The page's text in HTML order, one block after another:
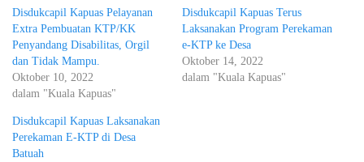
Disdukcapil Kapuas Pelayanan
Extra Pembuatan KTP/KK
Penyandang Disabilitas, Orgil
dan Tidak Mampu.
Oktober 10, 2022
dalam "Kuala Kapuas"
Disdukcapil Kapuas Terus
Laksanakan Program Perekaman
e-KTP ke Desa
Oktober 14, 2022
dalam "Kuala Kapuas"
Disdukcapil Kapuas Laksanakan
Perekaman E-KTP di Desa
Batuah